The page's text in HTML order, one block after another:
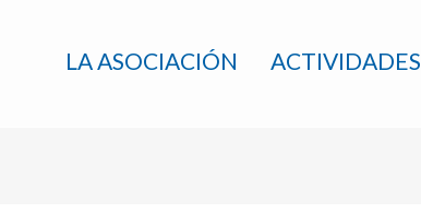
LA ASOCIACIÓN ACTIVIDADES